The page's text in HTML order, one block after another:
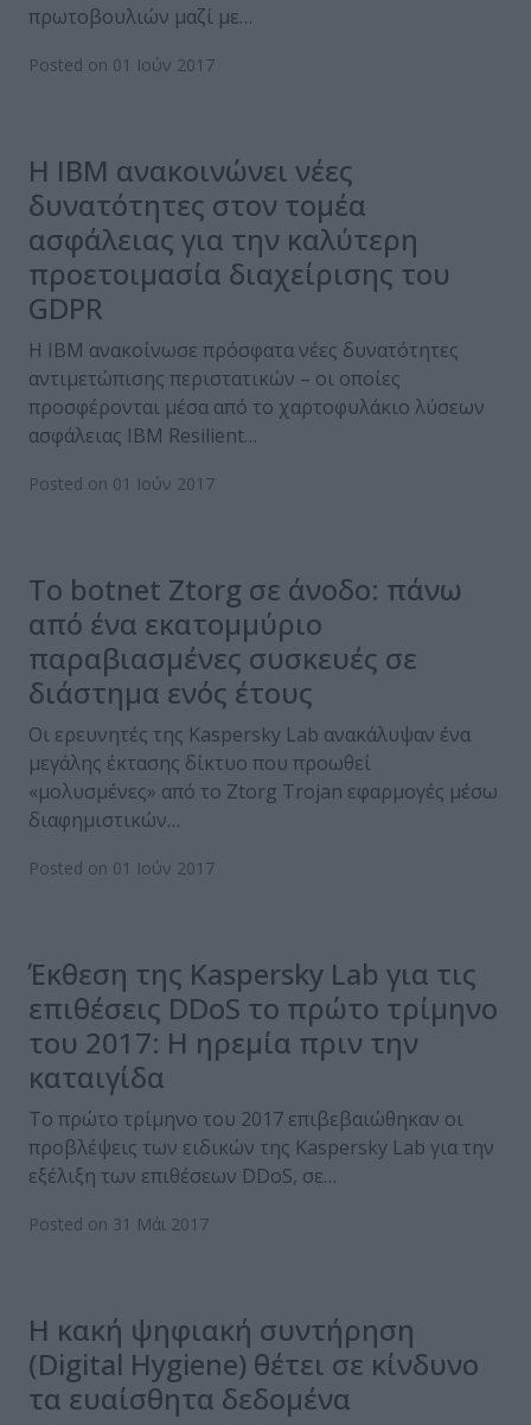
πρωτοβουλιών μαζί με…
Posted on 01 Ιούν 2017
H IBM ανακοινώνει νέες
δυνατότητες στον τομέα
ασφάλειας για την καλύτερη
προετοιμασία διαχείρισης του
GDPR
Η IBM ανακοίνωσε πρόσφατα νέες δυνατότητες
αντιμετώπισης περιστατικών – οι οποίες
προσφέρονται μέσα από το χαρτοφυλάκιο λύσεων
ασφάλειας IBM Resilient…
Posted on 01 Ιούν 2017
Το botnet Ztorg σε άνοδο: πάνω
από ένα εκατομμύριο
παραβιασμένες συσκευές σε
διάστημα ενός έτους
Οι ερευνητές της Kaspersky Lab ανακάλυψαν ένα
μεγάλης έκτασης δίκτυο που προωθεί
«μολυσμένες» από το Ztorg Trojan εφαρμογές μέσω
διαφημιστικών…
Posted on 01 Ιούν 2017
Έκθεση της Kaspersky Lab για τις
επιθέσεις DDoS το πρώτο τρίμηνο
του 2017: Η ηρεμία πριν την
καταιγίδα
Το πρώτο τρίμηνο του 2017 επιβεβαιώθηκαν οι
προβλέψεις των ειδικών της Kaspersky Lab για την
εξέλιξη των επιθέσεων DDoS, σε…
Posted on 31 Μάι 2017
Η κακή ψηφιακή συντήρηση
(Digital Hygiene) θέτει σε κίνδυνο
τα ευαίσθητα δεδομένα